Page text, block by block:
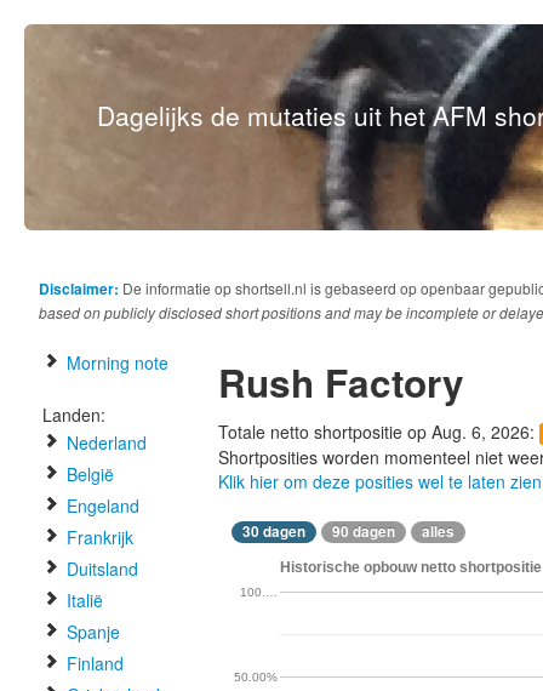
Dagelijks de mutaties uit het AFM
Disclaimer: De informatie op shortsell.nl is gebaseerd op openbaar
based on publicly disclosed short positions and may be incomplete or
Morning note
Landen:
Nederland
België
Engeland
Frankrijk
Duitsland
Italië
Spanje
Finland
Rush Factory
Totale netto shortpositie op Aug. 6, 2026:
Shortposities worden momenteel niet
Klik hier om deze posities wel te laten zien
30 dagen 90 dagen alles
Historische opbouw netto
50.00%
100.…